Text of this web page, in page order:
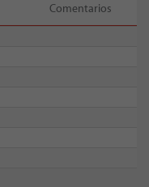
Comentarios